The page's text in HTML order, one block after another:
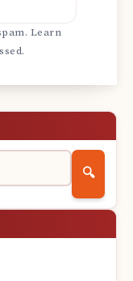
Learn
🔍